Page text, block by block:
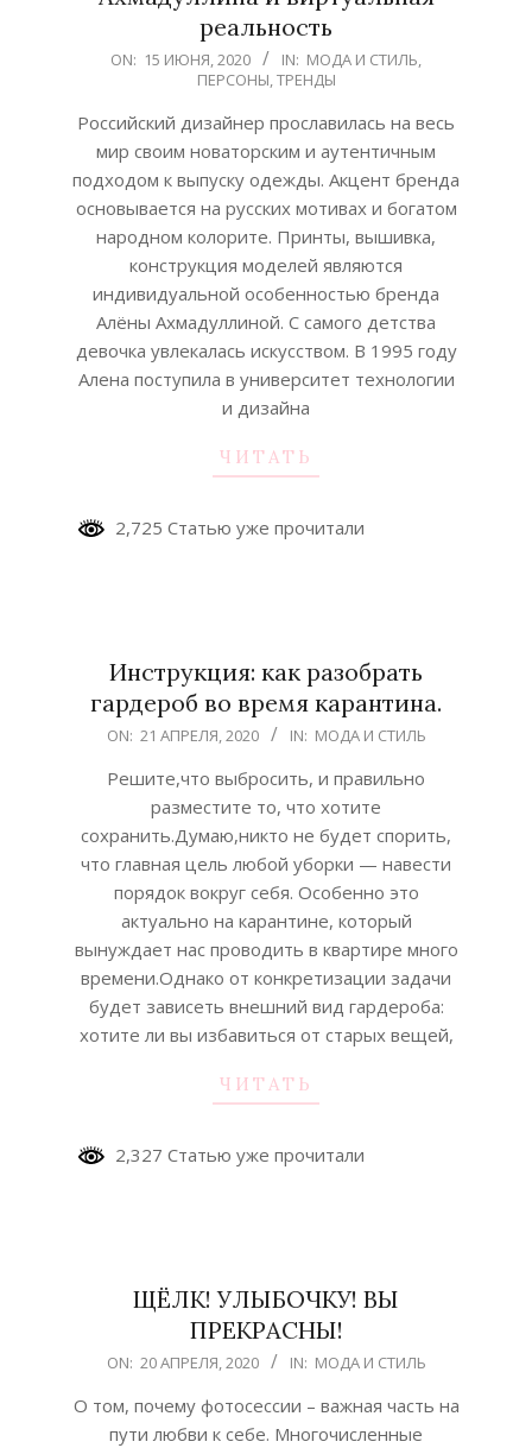
реальность
2020-
15
ON: 15 ИЮНЯ, 2020 IN: МОДА И СТИЛЬ,
ПЕРСОНЫ,ТРЕНДЫ
Российский дизайнер прославилась на весь
мир своим новаторским и аутентичным
подходом к выпуску одежды. Акцент бренда
основывается на русских мотивах и богатом
народном колорите. Принты, вышивка,
конструкция моделей являются
индивидуальной особенностью бренда
Алёны Ахмадуллиной. С самого детства
девочка увлекалась искусством. В 1995 году
Алена поступила в университет технологии
и дизайна
ЧИТАТЬ
2,725 Статью уже прочитали
Инструкция: как разобрать
гардероб во время карантина.
2020-ON: 21 АПРЕЛЯ, 2020 IN: МОДА И СТИЛЬ
Решите,что выбросить, и правильно
разместите то, что хотите
сохранить.Думаю,никто не будет спорить,
что главная цель любой уборки — навести
порядок вокруг себя. Особенно это
актуально на карантине, который
вынуждает нас проводить в квартире много
времени.Однако от конкретизации задачи
будет зависеть внешний вид гардероба:
хотите ли вы избавиться от старых вещей,
ЧИТАТЬ
2,327 Статью уже прочитали
ЩЁЛК! УЛЫБОЧКУ! ВЫ
ПРЕКРАСНЫ!
2020-
20
ON: 20 АПРЕЛЯ, 2020 IN: МОДА И СТИЛЬ
О том, почему фотосессии – важная часть на
пути любви к себе. Многочисленные